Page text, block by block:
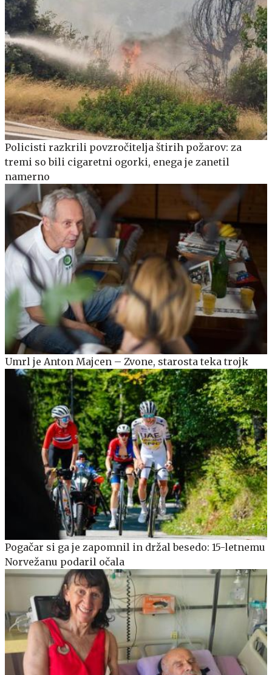
Policisti razkrili povzročitelja štirih požarov: za
tremi so bili cigaretni ogorki, enega je zanetil
namerno
Umrl je Anton Majcen – Zvone, starosta teka trojk
Pogačar si ga je zapomnil in držal besedo: 15-letnemu
Norvežanu podaril očala